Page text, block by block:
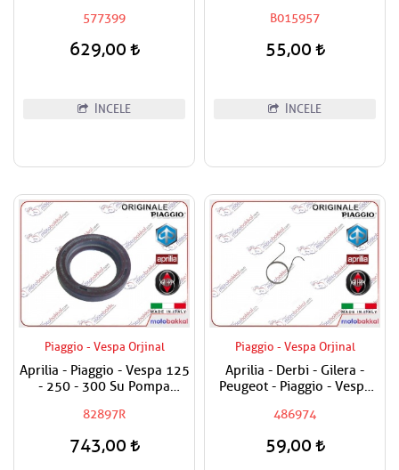
577399
629,00
İNCELE
Fiyatıdır
B015957
55,00
İNCELE
Piaggio - Vespa Orjinal
Aprilia - Piaggio - Vespa 125
- 250 - 300 Su Pompa
82897R
743,00
Piaggio - Vespa Orjinal
Aprilia - Derbi - Gilera -
Peugeot - Piaggio - Vespa
486974
59,00